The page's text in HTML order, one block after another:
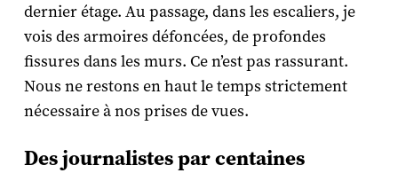
dernier étage. Au passage, dans les escaliers, je
vois des armoires défoncées, de profondes
fissures dans les murs. Ce n’est pas rassurant.
Nous ne restons en haut le temps strictement
nécessaire à nos prises de vues.
Des journalistes par centaines